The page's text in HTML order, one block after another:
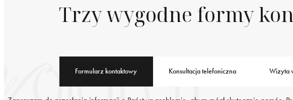
Trzy wygodne formy
Formularz kontaktowy Konsultacja telefoniczna Wizyta